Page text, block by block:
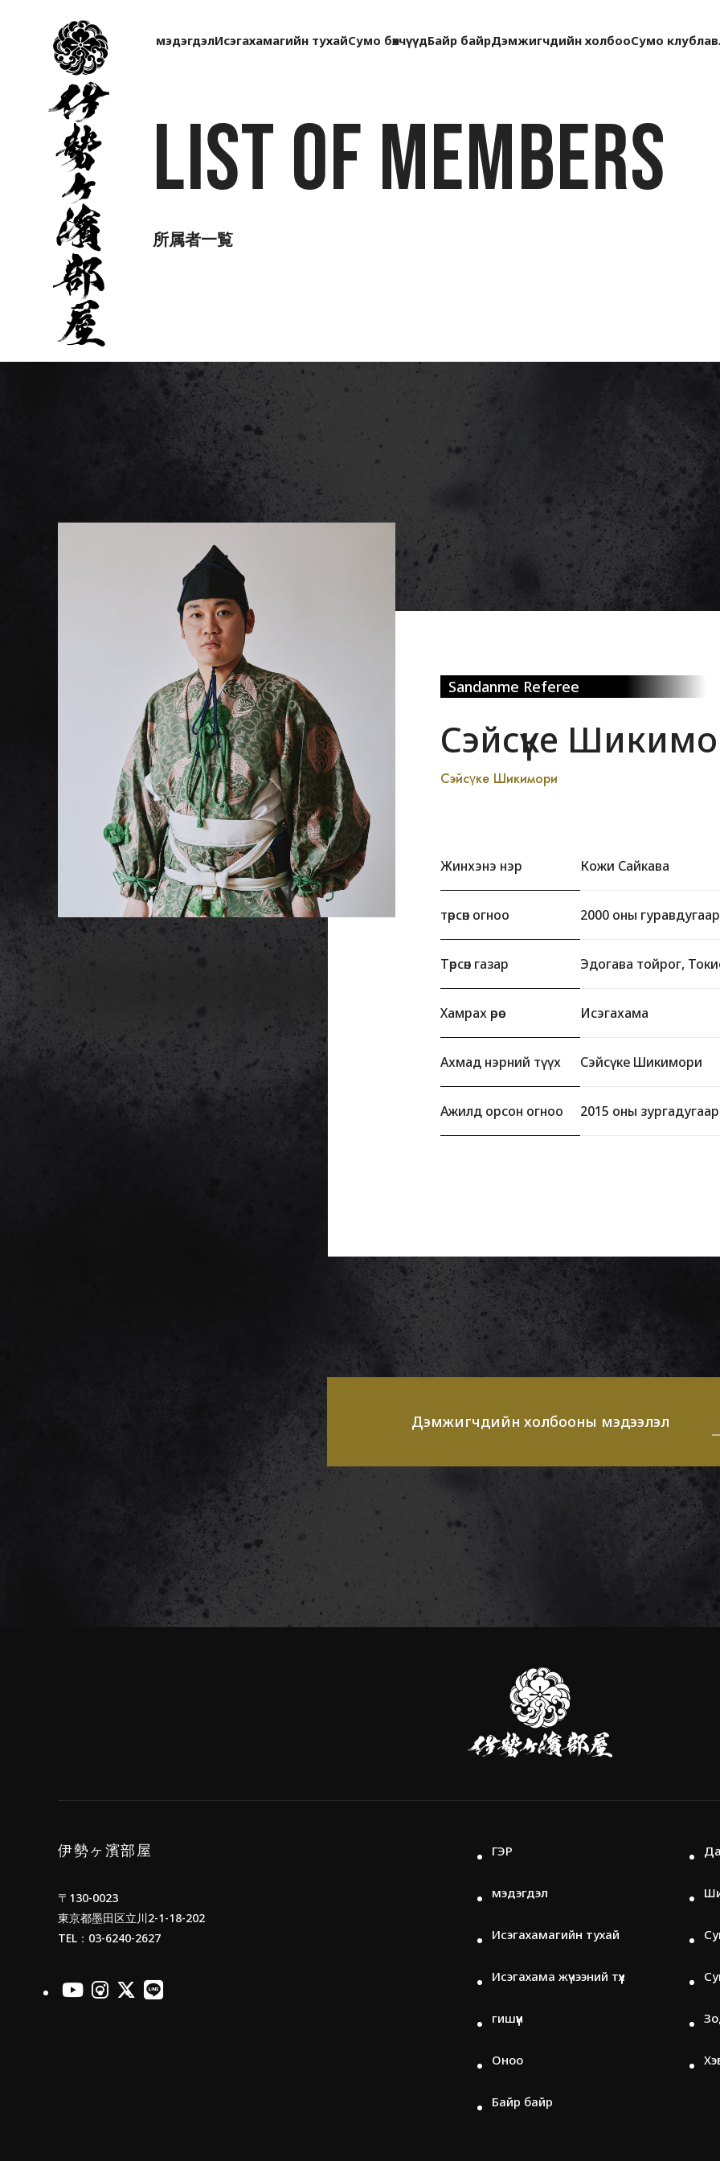
屋
мэдэгдэлИсэгахамагийн тухайСумо бөхчүүдБайр байрДэмжигчдийн холбооСумо клуб
所属者一覧
List of Members
Sandanme Referee
Сэйсүке
Сэйсүке Шикимори
Жинхэнэ нэр Кожи Сайкава
төрсөн огноо 2000 оны
Төрсөн газар Эдогава тойрог,
Хамрах өрөө Исэгахама
Ахмад нэрний түүх Сэйсүке Шикимори
Ажилд орсон огноо 2015 оны
Дэмжигчдийн холбооны мэдээлэл
伊勢ヶ濱部屋
〒130-0023
東京都墨田区立川2-1-18-202
TEL：03-6240-2627
албан ёсныYoutube
албан ёсныInstagram
албан ёсныX
албан ёсныLINE
ГЭР
мэдэгдэл
Исэгахамагийн тухай
Исэгахама жүчээний түүх
гишүүн
Оноо
Байр байр